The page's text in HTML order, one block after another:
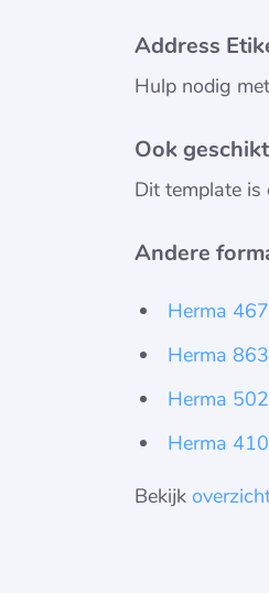
Address
Hulp nodig
Ook geschikt
Dit template
Andere
Herma
Herma
Herma
Herma
Bekijk